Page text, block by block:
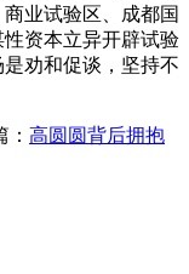
业试验区、成都国
资本立异开辟试验
劝和促谈，坚持不
高圆圆背后拥抱